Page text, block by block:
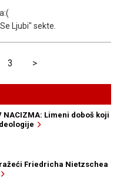
Ljubi" sekte.
3 >
NACIZMA: Limeni doboš koji
Friedricha Nietzschea